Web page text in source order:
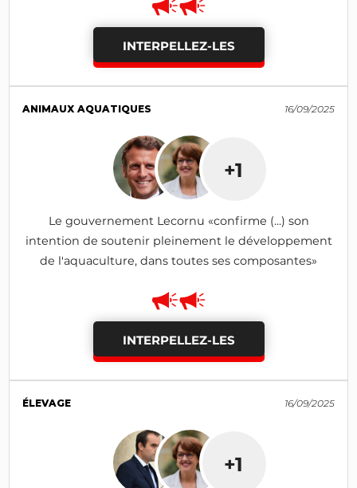
INTERPELLEZ-LES
ANIMAUX AQUATIQUES 16/09/2025
+1
Le gouvernement Lecornu «confirme (...) son
intention de soutenir pleinement le développement
de l'aquaculture, dans toutes ses composantes»
INTERPELLEZ-LES
ÉLEVAGE 16/09/2025
+1